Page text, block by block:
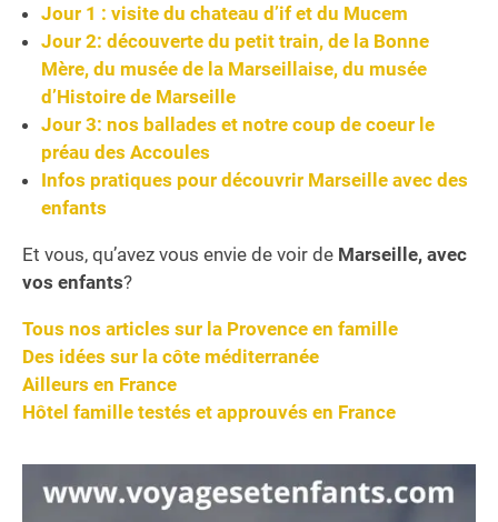
Jour 1 : visite du chateau d’if et du Mucem
Jour 2: découverte du petit train, de la Bonne
Mère, du musée de la Marseillaise, du musée
d’Histoire de Marseille
Jour 3: nos ballades et notre coup de coeur le
préau des Accoules
Infos pratiques pour découvrir Marseille avec des
enfants
Et vous, qu’avez vous envie de voir de Marseille, avec
vos enfants?
Tous nos articles sur la Provence en famille
Des idées sur la côte méditerranée
Ailleurs en France
Hôtel famille testés et approuvés en France